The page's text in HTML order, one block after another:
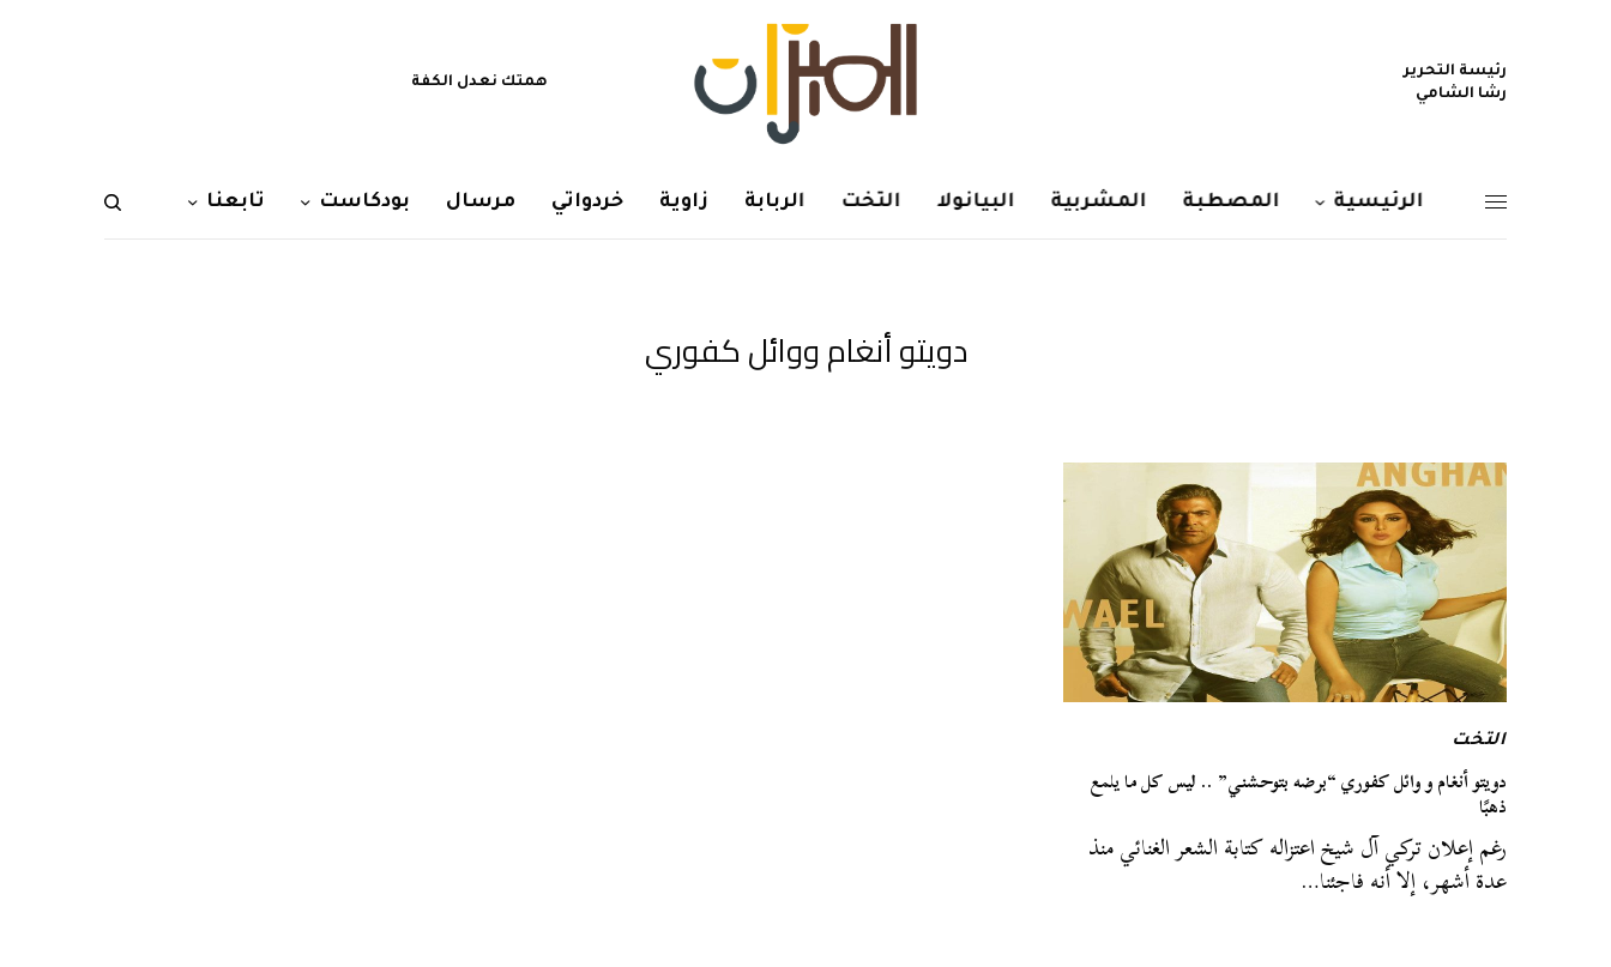
رئيسة التحرير
رشا الشامي
همتك نعدل الكفة
الرئيسية المصطبة المشربية البيانولا التخت الربابة زاوية خردواتي مرسال بودكاست تابعنا
دويتو أنغام ووائل كفوري
التخت
دويتو أنغام و وائل كفوري “برضه بتوحشني” .. ليس كل ما يلمع
ذهبًا
رغم إعلان تركي آل شيخ اعتزاله كتابة الشعر الغنائي منذ
عدة أشهر، إلا أنه فاجئنا…